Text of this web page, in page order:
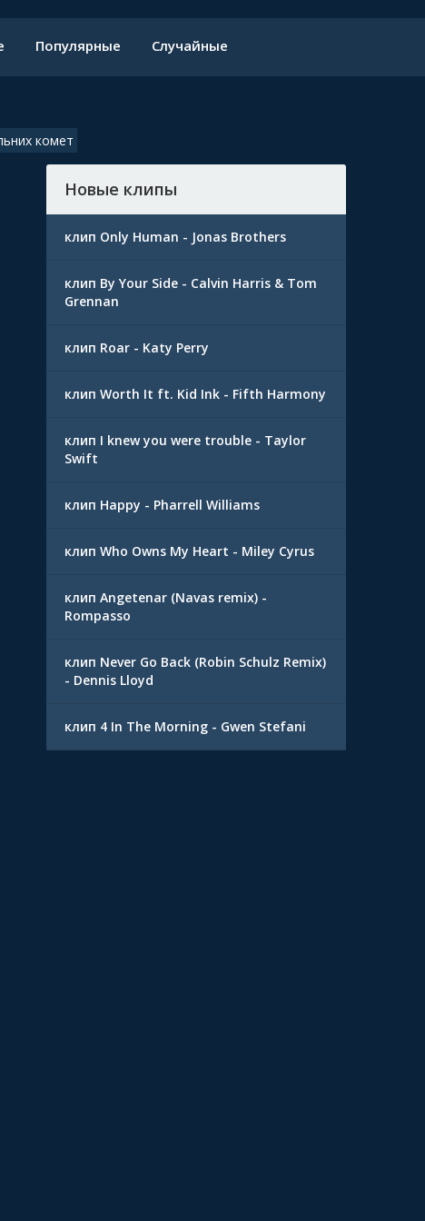
Популярные Случайные
комет
Новые клипы
клип Only Human - Jonas Brothers
клип By Your Side - Calvin Harris & Tom
Grennan
клип Roar - Katy Perry
клип Worth It ft. Kid Ink - Fifth Harmony
клип I knew you were trouble - Taylor
Swift
клип Happy - Pharrell Williams
клип Who Owns My Heart - Miley Cyrus
клип Angetenar (Navas remix) -
Rompasso
клип Never Go Back (Robin Schulz Remix)
- Dennis Lloyd
клип 4 In The Morning - Gwen Stefani